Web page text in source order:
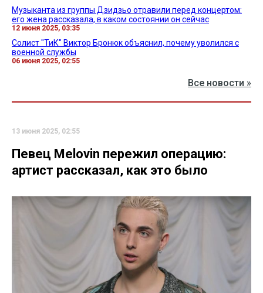
Музыканта из группы Дзидзьо отравили перед концертом:
его жена рассказала, в каком состоянии он сейчас
12 июня 2025, 03:35
Солист "ТиК" Виктор Бронюк объяснил, почему уволился с
военной службы
06 июня 2025, 02:55
Все новости »
13 июня 2025, 02:55
Певец Melovin пережил операцию:
артист рассказал, как это было